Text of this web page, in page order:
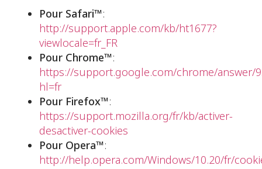
Pour Safari™:
http://support.apple.com/kb/ht1677?
viewlocale=fr_FR
Pour Chrome™:
https://support.google.com/chrome/answer/
hl=fr
Pour Firefox™:
https://support.mozilla.org/fr/kb/activer-
desactiver-cookies
Pour Opera™:
http://help.opera.com/Windows/10.20/fr/